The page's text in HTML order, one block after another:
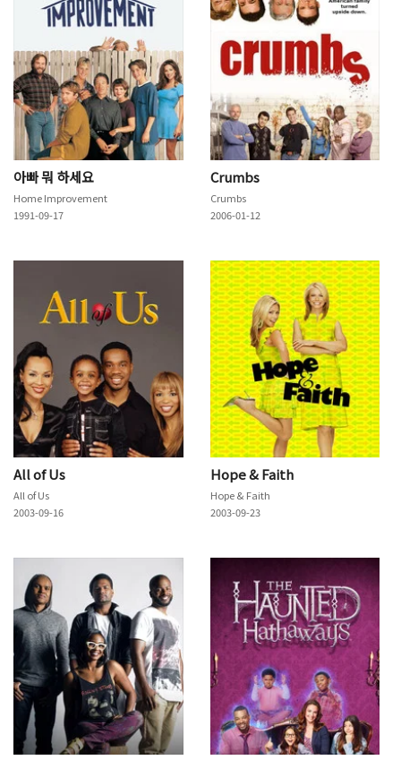
아빠 뭐 하세요
Home Improvement
1991-09-17
Crumbs
Crumbs
2006-01-12
All of Us
All of Us
2003-09-16
Hope & Faith
Hope & Faith
2003-09-23